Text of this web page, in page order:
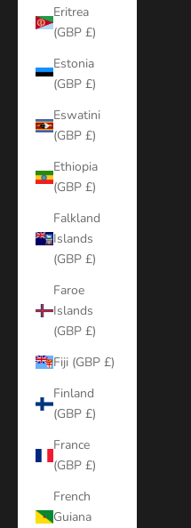
Eritrea
(GBP £)
Estonia
(GBP £)
Eswatini
(GBP £)
Ethiopia
(GBP £)
Falkland
Islands
(GBP £)
Faroe
Islands
(GBP £)
Fiji (GBP £)
Finland
(GBP £)
France
(GBP £)
French
Guiana